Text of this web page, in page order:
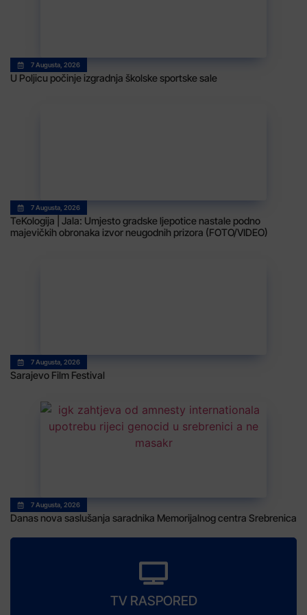
7 Augusta, 2026
U Poljicu počinje izgradnja školske sportske sale
7 Augusta, 2026
TeKologija | Jala: Umjesto gradske ljepotice nastale podno
majevičkih obronaka izvor neugodnih prizora (FOTO/VIDEO)
7 Augusta, 2026
Sarajevo Film Festival
7 Augusta, 2026
Danas nova saslušanja saradnika Memorijalnog centra Srebrenica
TV RASPORED